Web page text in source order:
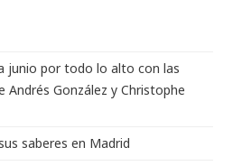
junio por todo lo alto con las
González y Christophe
saberes en Madrid